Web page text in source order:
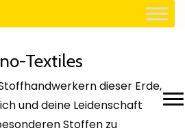
Textiles
dieser Erde,
und deine Leidenschaft
Stoffen zu